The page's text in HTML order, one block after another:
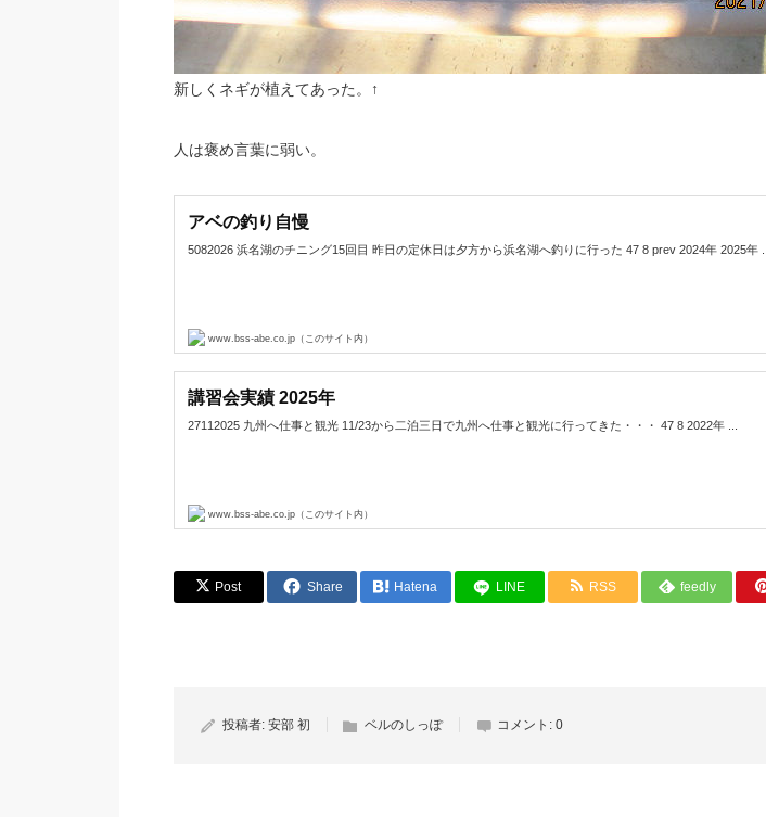
新しくネギが植えてあった。↑
人は褒め言葉に弱い。
アベの釣り自慢
5082026 浜名湖のチニング15回目 昨日の定休日は夕方から浜名湖へ釣りに行った 47 8 prev 2024年 2025年 ...
www.bss-abe.co.jp（このサイト内）
講習会実績 2025年
27112025 九州へ仕事と観光 11/23から二泊三日で九州へ仕事と観光に行ってきた・・・ 47 8 2022年 ...
www.bss-abe.co.jp（このサイト内）
Post Share Hatena LINE RSS feedly
投稿者: 安部 初 ベルのしっぽ コメント: 0